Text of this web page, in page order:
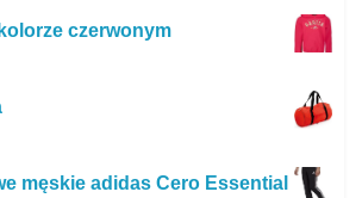
czerwonym
męskie adidas Cero Essential